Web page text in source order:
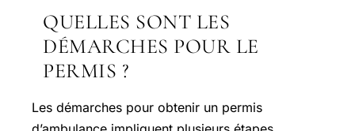
QUELLES SONT LES
DÉMARCHES POUR LE
PERMIS ?
Les démarches pour obtenir un permis